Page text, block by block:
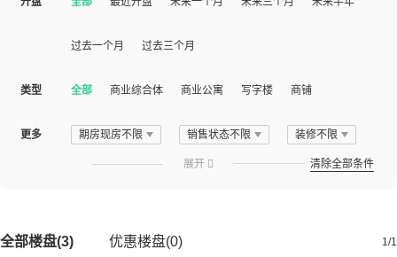
过去一个月 过去三个月
类型 全部 商业综合体 商业公寓 写字楼 商铺
更多 期房现房不限 销售状态不限 装修不限
展开  清除全部条件
全部楼盘(3) 优惠楼盘(0) 1/1